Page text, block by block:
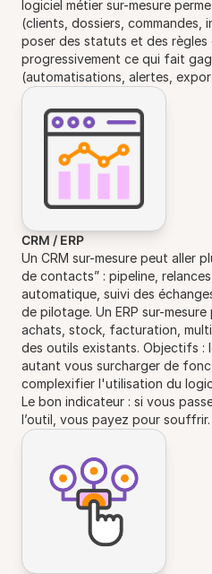
logiciel métier sur-mesure
(clients, dossiers,
poser des statuts et des règles
progressivement ce qui fait
(automatisations, alertes,
CRM / ERP
Un CRM sur-mesure peut aller
de contacts” : pipeline,
automatique, suivi des
de pilotage. Un ERP sur-
achats, stock, facturation,
des outils existants. Objectifs :
autant vous surcharger de
complexifier l'utilisation du
Le bon indicateur : si vous
l’outil, vous payez pour souffrir.